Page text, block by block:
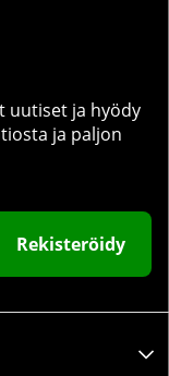
uutiset ja hyödy
ja paljon
Rekisteröidy